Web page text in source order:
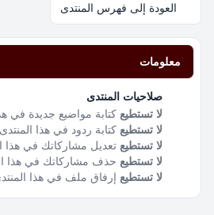
العودة إلى فهرس المنتدى
معلومات
صلاحيات المنتدى
لا تستطيع كتابة مواضيع جديدة في
لا تستطيع كتابة ردود في هذا المنتدى
لا تستطيع تعديل مشاركاتك في هذا
لا تستطيع حذف مشاركاتك في هذا
لا تستطيع إرفاق ملف في هذا